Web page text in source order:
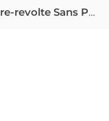
La Contre-revolte Sans Precedent